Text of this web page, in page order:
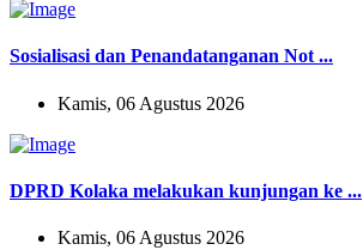
Sosialisasi dan Penandatanganan Not ...
Kamis, 06 Agustus 2026
DPRD Kolaka melakukan kunjungan ke ...
Kamis, 06 Agustus 2026